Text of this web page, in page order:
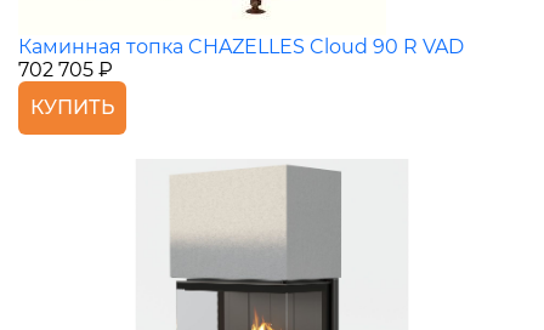
Каминная топка CHAZELLES Cloud 90 R VAD
702 705 ₽
КУПИТЬ